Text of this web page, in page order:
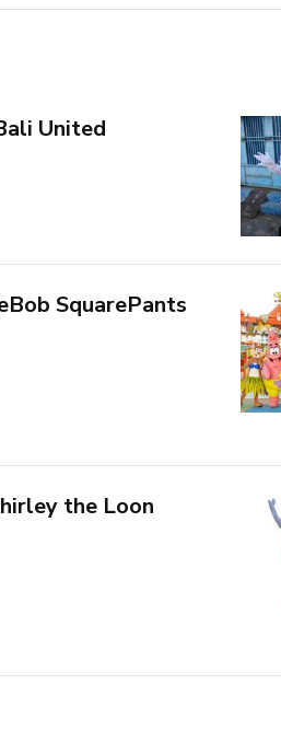
United
SquarePants
the Loon